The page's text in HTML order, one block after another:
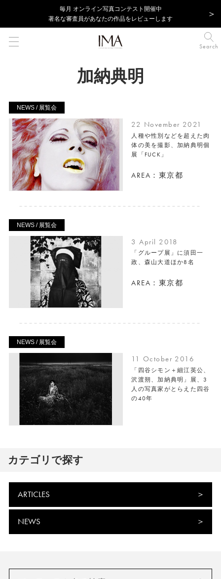
毎⽉ オンライン写真コンテスト開催中
著名な審査員があなたの作品をレビューします
Search
加納典明
NEWS / 展覧会
22 November 2021
人種や性別などを超えた肉
体の美を撮影、加納典明個
展「FUCK」
AREA：東京都
NEWS / 展覧会
3 April 2018
「グループ展」に須田一
政、森山大道ほか8名
AREA：東京都
NEWS / 展覧会
11 October 2016
「四谷シモン＋細江英公、
沢渡朔、加納典明」展、3
人の写真家がとらえた四谷
の40年
カテゴリで探す
ARTICLES
NEWS